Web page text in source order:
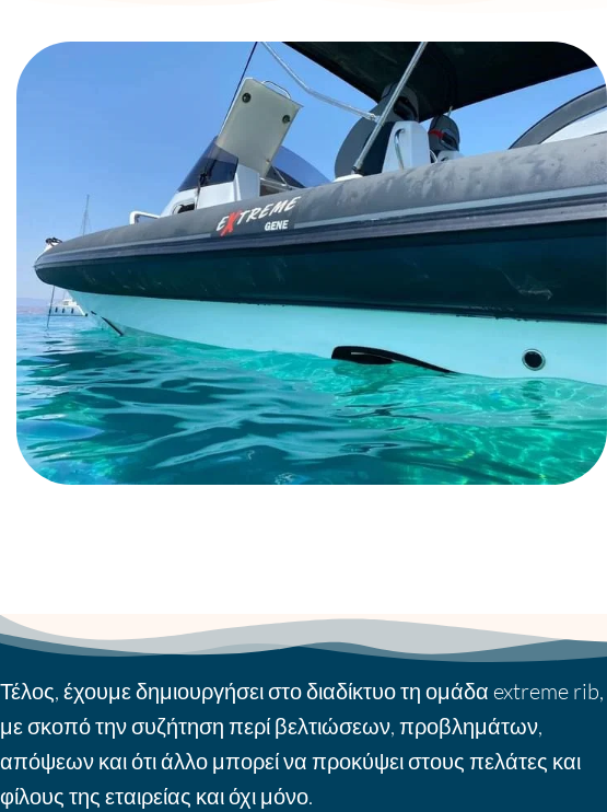
Τέλος, έχουμε δημιουργήσει στο διαδίκτυο τη ομάδα extreme rib,
με σκοπό την συζήτηση περί βελτιώσεων, προβλημάτων,
απόψεων και ότι άλλο μπορεί να προκύψει στους πελάτες και
φίλους της εταιρείας και όχι μόνο.